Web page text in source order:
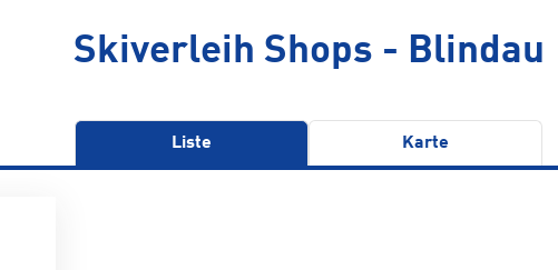
Skiverleih Shops - Blindau
Liste Karte